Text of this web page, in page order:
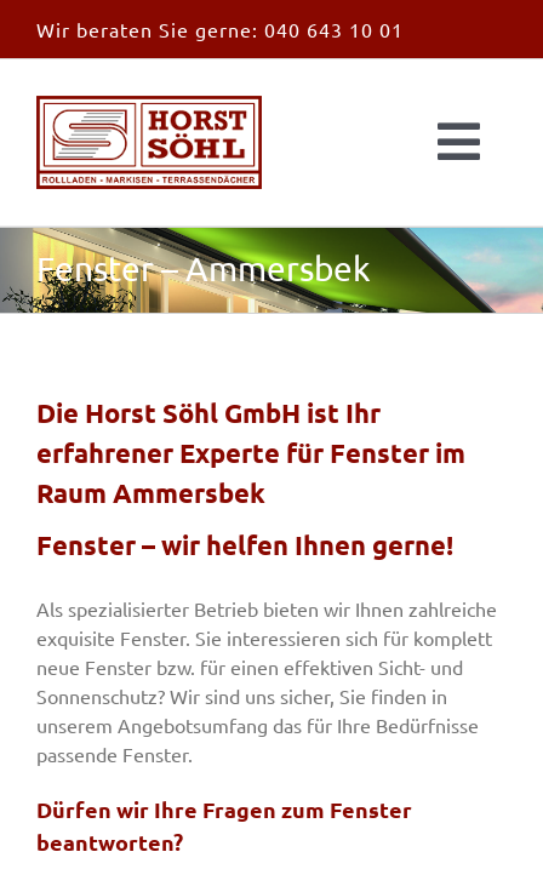
Inhalt
Wir beraten Sie gerne: 040 643 10 01
News
Überdachungen
Außen & Innen
Fenster & Türen
Tore
Fenster – Ammersbek
Die Horst Söhl GmbH ist Ihr
erfahrener Experte für Fenster im
Raum Ammersbek
Fenster – wir helfen Ihnen gerne!
Als spezialisierter Betrieb bieten wir Ihnen zahlreiche
exquisite Fenster. Sie interessieren sich für komplett
neue Fenster bzw. für einen effektiven Sicht- und
Sonnenschutz? Wir sind uns sicher, Sie finden in
unserem Angebotsumfang das für Ihre Bedürfnisse
passende Fenster.
Dürfen wir Ihre Fragen zum Fenster
beantworten?